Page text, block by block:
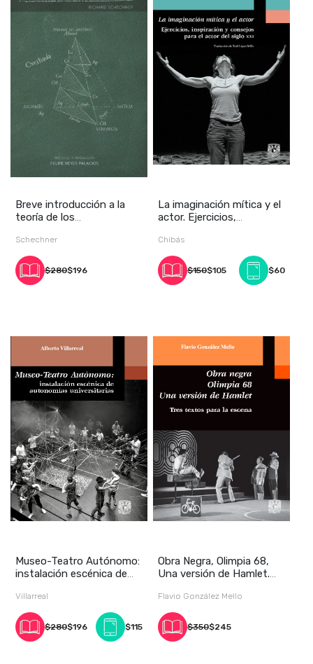
Breve introducción a la
teoría de los
Schechner
$280$196
La imaginación mítica y el
actor. Ejercicios,
Chibás
$150$105 $60
Museo-Teatro Autónomo:
instalación escénica de
Villarreal
$280$196 $115
Obra Negra, Olimpia 68,
Una versión de Hamlet.
Flavio González Mello
$350$245